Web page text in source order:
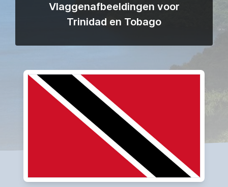
Vlaggenafbeeldingen voor
Trinidad en Tobago